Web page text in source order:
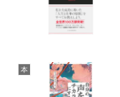
本